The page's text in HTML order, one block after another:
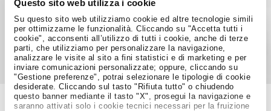
Questo sito web utilizza i cookie
Su questo sito web utilizziamo cookie ed altre tecnologie simili
per ottimizzarne le funzionalità. Cliccando su "Accetta tutti i
cookie", acconsenti all’utilizzo di tutti i cookie, anche di terze
parti, che utilizziamo per personalizzare la navigazione,
analizzare le visite al sito a fini statistici e di marketing e per
inviare comunicazioni personalizzate; oppure, cliccando su
"Gestione preferenze", potrai selezionare le tipologie di cookie
desiderate. Cliccando sul tasto "Rifiuta tutto" o chiudendo
questo banner mediante il tasto "X", prosegui la navigazione e
saranno attivati solo i cookie tecnici necessari per la fruizione
Condividi su: